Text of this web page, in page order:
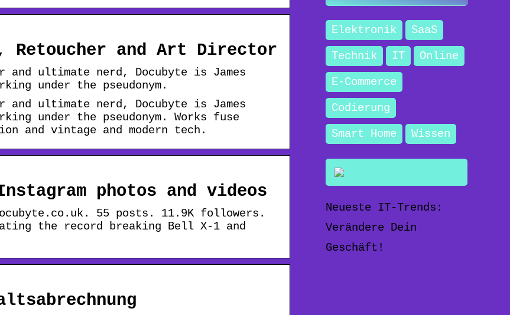
Retoucher and Art Director
ultimate nerd, Docubyte is James
under the pseudonym.
ultimate nerd, Docubyte is James
under the pseudonym. Works fuse
and vintage and modern tech.
photos and videos
55 posts. 11.9K followers.
the record breaking Bell X-1 and
Elektronik
SaaS
Technik
IT
Online
E-Commerce
Codierung
Smart Home
Wissen
Neueste IT-Trends:
Verändere Dein
Geschäft!